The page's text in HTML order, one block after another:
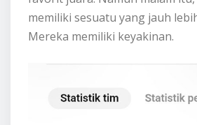
memiliki sesuatu yang jauh
Mereka memiliki keyakinan.